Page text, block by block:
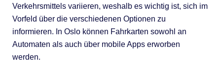
Verkehrsmittels variieren, weshalb es wichtig ist, sich im
Vorfeld über die verschiedenen Optionen zu
informieren. In Oslo können Fahrkarten sowohl an
Automaten als auch über mobile Apps erworben
werden.